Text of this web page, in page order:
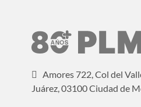
Amores 722, Col del
Juárez, 03100 Ciudad de